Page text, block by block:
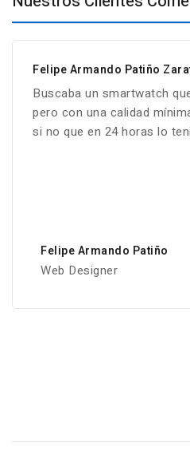
Felipe Armando Patiño
Buscaba un smartwatch
pero con una calidad
si no que en 24 horas lo
Felipe Armando Patiño
Web Designer